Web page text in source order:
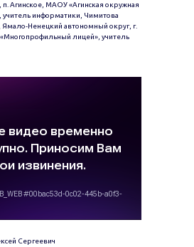
п. Агинское, МАОУ «Агинская окружная
учитель информатики, Чимитова
Ненецкий автономный округ, г.
лицей», учитель
Сергеевич